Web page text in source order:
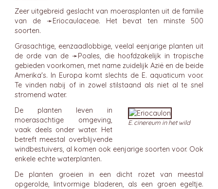
Zeer uitgebreid geslacht van moerasplanten uit de familie
van de ➛Eriocaulaceae. Het bevat ten minste 500
soorten.
Grasachtige, eenzaadlobbige, veelal eenjarige planten uit
de orde van de ➛Poales, die hoofdzakelijk in tropische
gebieden voorkomen, met name zuidelijk Azië en de beide
Amerika's. In Europa komt slechts de E. aquaticum voor.
Te vinden nabij of in zowel stilstaand als niet al te snel
stromend water.
E. cinereum in het wild
De planten leven in
moerasachtige omgeving,
vaak deels onder water. Het
betreft meestal overblijvende
windbestuivers, al komen ook eenjarige soorten voor. Ook
enkele echte waterplanten.
De planten groeien in een dicht rozet van meestal
opgerolde, lintvormige bladeren, als een groen egeltje.